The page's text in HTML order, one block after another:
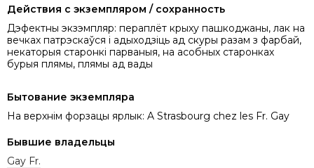
Действия с экземпляром / сохранность
Дэфектны экзэмпляр: пераплёт крыху пашкоджаны, лак на
вечках патрэскаўся і адыходзіць ад скуры разам з фарбай,
некаторыя старонкі парваныя, на асобных старонках
бурыя плямы, плямы ад вады
Бытование экземпляра
На верхнім форзацы ярлык: A Strasbourg chez les Fr. Gay
Бывшие владельцы
Gay Fr.